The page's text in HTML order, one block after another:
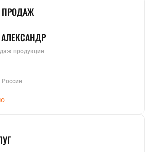
ПРОДАЖ
продукции
России